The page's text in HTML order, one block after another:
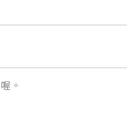
。